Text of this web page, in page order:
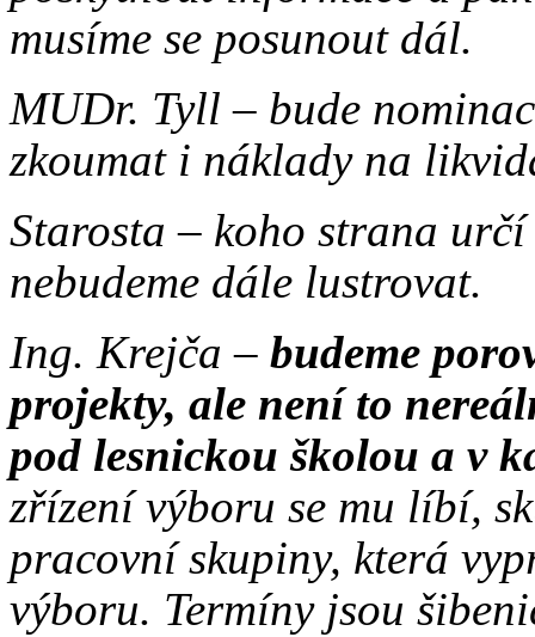
musíme se posunout dál.
MUDr. Tyll – bude
zkoumat i náklady na
Starosta – koho strana
nebudeme dále lustrovat.
Ing. Krejča – budeme
projekty, ale není to
pod lesnickou školou a v
zřízení výboru se mu líbí,
pracovní skupiny, která
výboru. Termíny jsou